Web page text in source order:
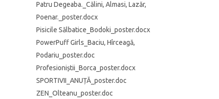
Patru Degeaba._Călini, Almasi, Lazăr,
Poenar._poster.docx
Pisicile Sălbatice_Bodoki_poster.docx
PowerPuff Girls_Baciu, Hîrceagă,
Podariu_poster.doc
Profesioniștii_Borca_poster.docx
SPORTIVII_ANUȚĂ_poster.doc
ZEN_Olteanu_poster.doc